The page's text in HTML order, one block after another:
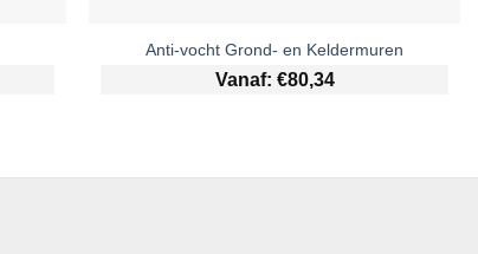
Anti-vocht Grond- en Keldermuren
Vanaf: €80,34